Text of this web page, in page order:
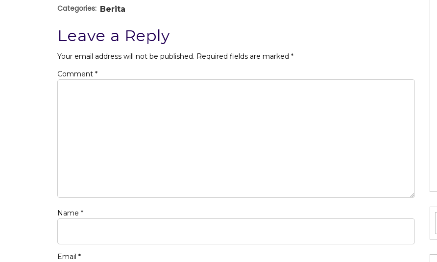
Categories: Berita
Leave a Reply
Your email address will not be published. Required fields are marked *
Comment *
Name *
Email *